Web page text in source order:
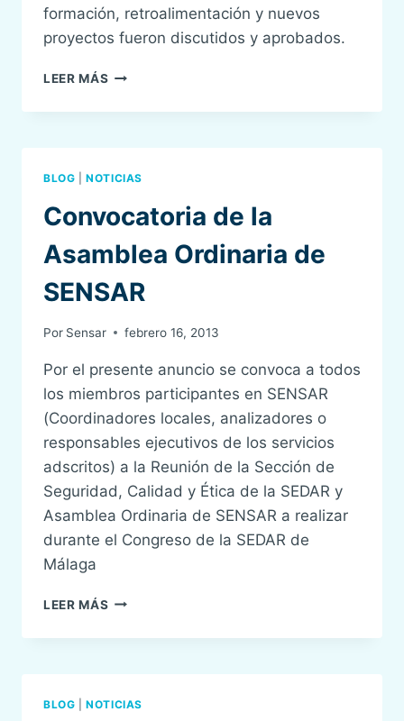
formación, retroalimentación y nuevos
proyectos fueron discutidos y aprobados.
LEER MÁS SENSAR
SU
PROYECTO
BLOG |NOTICIAS
Convocatoria de la
Asamblea Ordinaria de
SENSAR
Por Sensar febrero 16, 2013
Por el presente anuncio se convoca a todos
los miembros participantes en SENSAR
(Coordinadores locales, analizadores o
responsables ejecutivos de los servicios
adscritos) a la Reunión de la Sección de
Seguridad, Calidad y Ética de la SEDAR y
Asamblea Ordinaria de SENSAR a realizar
durante el Congreso de la SEDAR de
Málaga
LEER MÁS CONVOCATORIA
LA
BLOG |NOTICIAS